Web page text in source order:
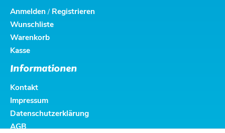
Anmelden / Registrieren
Wunschliste
Warenkorb
Kasse
Informationen
Kontakt
Impressum
Datenschutzerklärung
AGB